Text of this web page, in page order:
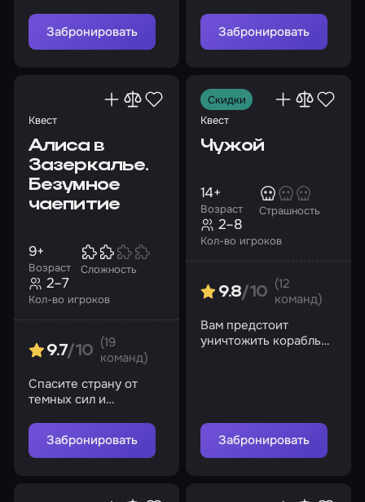
Забронировать
Забронировать
Квест
Алиса в
Зазеркалье.
Безумное
чаепитие
Возраст
9+
Сложность
Кол-во игроков
2–7
9.7/10
(19
команд)
Спасите страну от
темных сил и
живыми
Забронировать
Скидки
Квест
Чужой
Возраст
14+
Страшность
Кол-во игроков
2–8
9.8/10
(12
команд)
Вам предстоит
уничтожить корабль
Забронировать